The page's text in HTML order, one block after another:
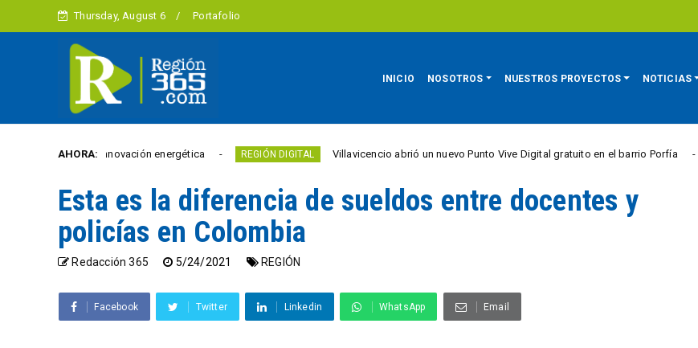
Thursday, August 6 Portafolio
INICIO NOSOTROS NUESTROS PROYECTOS NOTICIAS
AHORA:
innovación energética REGIÓN DIGITAL Villavicencio abrió un nuevo Punto Vive Digital gratuito en el barrio Porfía CIUDAD ACTIVA
Esta es la diferencia de sueldos entre docentes y
policías en Colombia
Redacción 365 5/24/2021 REGIÓN
Facebook Twitter Linkedin WhatsApp Email